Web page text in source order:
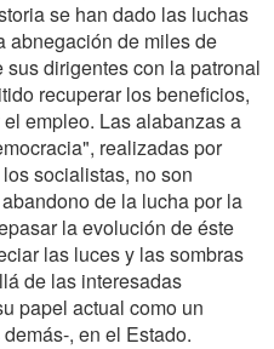
se han dado las luchas
abnegación de miles de
dirigentes con la patronal
recuperar los beneficios,
empleo. Las alabanzas a
realizadas por
socialistas, no son
de la lucha por la
la evolución de éste
las luces y las sombras
de las interesadas
papel actual como un
, en el Estado.